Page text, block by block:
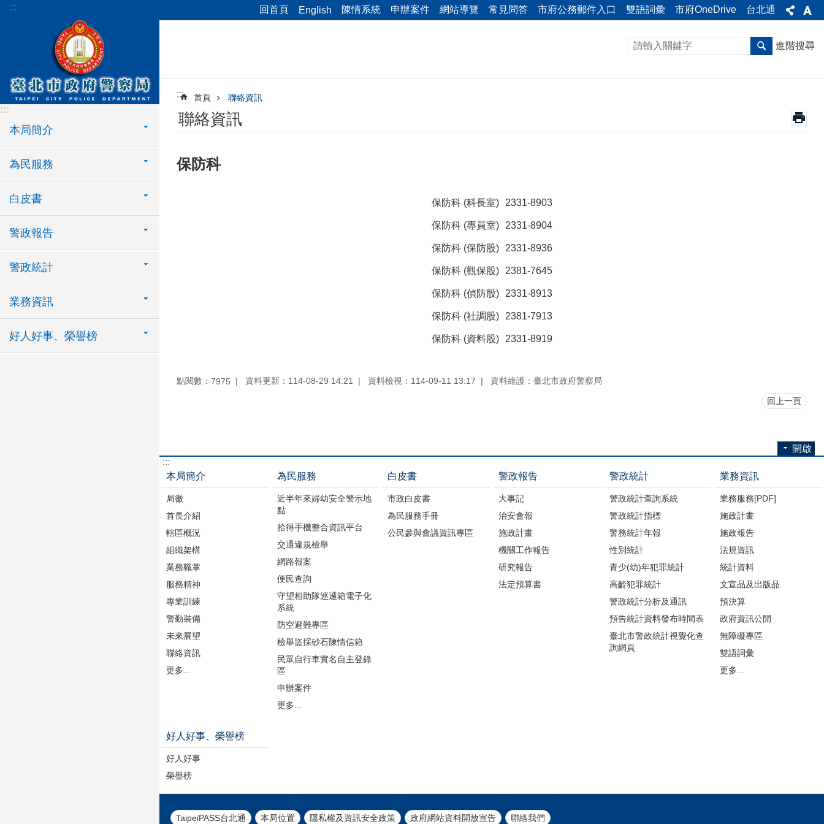
跳到主要內容區塊
::: 回首頁 English 陳情系統 申辦案件 網站導覽 常見問答 市府公務郵件入口 雙語詞彙 市府OneDrive 台北通
:::
本局簡介
為民服務
白皮書
警政報告
警政統計
業務資訊
好人好事、榮譽榜
進階搜尋
::: 首頁 聯絡資訊
聯絡資訊
保防科
保防科 (科長室) 2331-8903
保防科 (專員室) 2331-8904
保防科 (保防股) 2331-8936
保防科 (觀保股) 2381-7645
保防科 (偵防股) 2331-8913
保防科 (社調股) 2381-7913
保防科 (資料股) 2331-8919
點閱數： 7975 資料更新：114-08-29 14:21 資料檢視：114-09-11 13:17 資料維護：臺北市政府警察局
回上一頁
開啟
:::
本局簡介
局徽
首長介紹
轄區概況
組織架構
業務職掌
服務精神
專業訓練
警勤裝備
未來展望
聯絡資訊
更多...
為民服務
近半年來婦幼安全警示地
點
拾得手機整合資訊平台
交通違規檢舉
網路報案
便民查詢
守望相助隊巡邏箱電子化
系統
防空避難專區
檢舉盜採砂石陳情信箱
民眾自行車實名自主登錄
區
申辦案件
更多...
白皮書
市政白皮書
為民服務手冊
公民參與會議資訊專區
警政報告
大事記
治安會報
施政計畫
機關工作報告
研究報告
法定預算書
警政統計
警政統計查詢系統
警政統計指標
警務統計年報
性別統計
青少(幼)年犯罪統計
高齡犯罪統計
警政統計分析及通訊
預告統計資料發布時間表
臺北市警政統計視覺化查
詢網頁
業務資訊
業務服務[PDF]
施政計畫
施政報告
法規資訊
統計資料
文宣品及出版品
預決算
政府資訊公開
無障礙專區
雙語詞彙
更多...
好人好事、榮譽榜
好人好事
榮譽榜
TaipeiPASS台北通 本局位置 隱私權及資訊安全政策 政府網站資料開放宣告 聯絡我們